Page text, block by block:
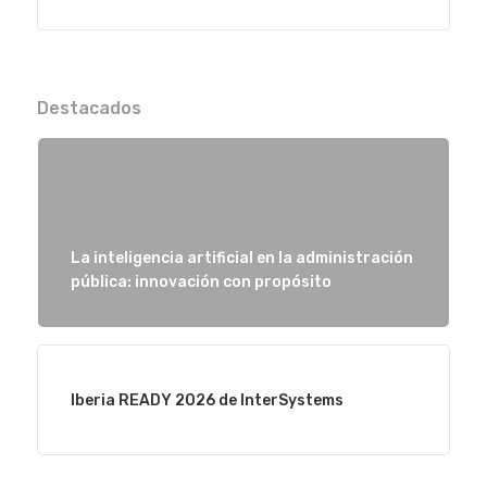
Destacados
La inteligencia artificial en la administración
pública: innovación con propósito
Iberia READY 2026 de InterSystems